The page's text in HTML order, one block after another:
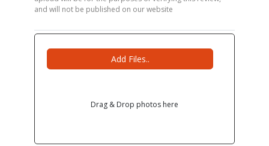
and will not be published on our website
Add Files..
Drag & Drop photos here